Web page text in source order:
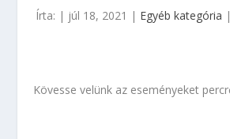
Írta: | júl 18, 2021 | Egyéb kategória |
Kövesse velünk az eseményeket